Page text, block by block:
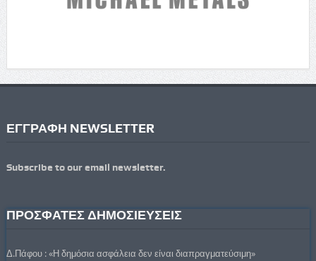
ΕΓΓΡΑΦΗ NEWSLETTER
Subscribe to our email newsletter.
ΠΡΟΣΦΑΤΕΣ ΔΗΜΟΣΙΕΥΣΕΙΣ
Δ.Πάφου : «Η δημόσια ασφάλεια δεν είναι διαπραγματεύσιμη»